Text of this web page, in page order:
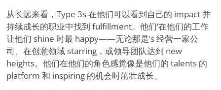
从长远来看，Type 3s 在他们可以看到自己的 impact 并
持续成长的职业中找到 fulfillment。他们’在他们的工作
让他们 shine 时最 happy——无论那是’s 经营一家公
司、在创意领域 starring，或领导团队达到 new
heights。他们在他们的角色感觉像是他们的 talents 的
platform 和 inspiring 的机会时茁壮成长。